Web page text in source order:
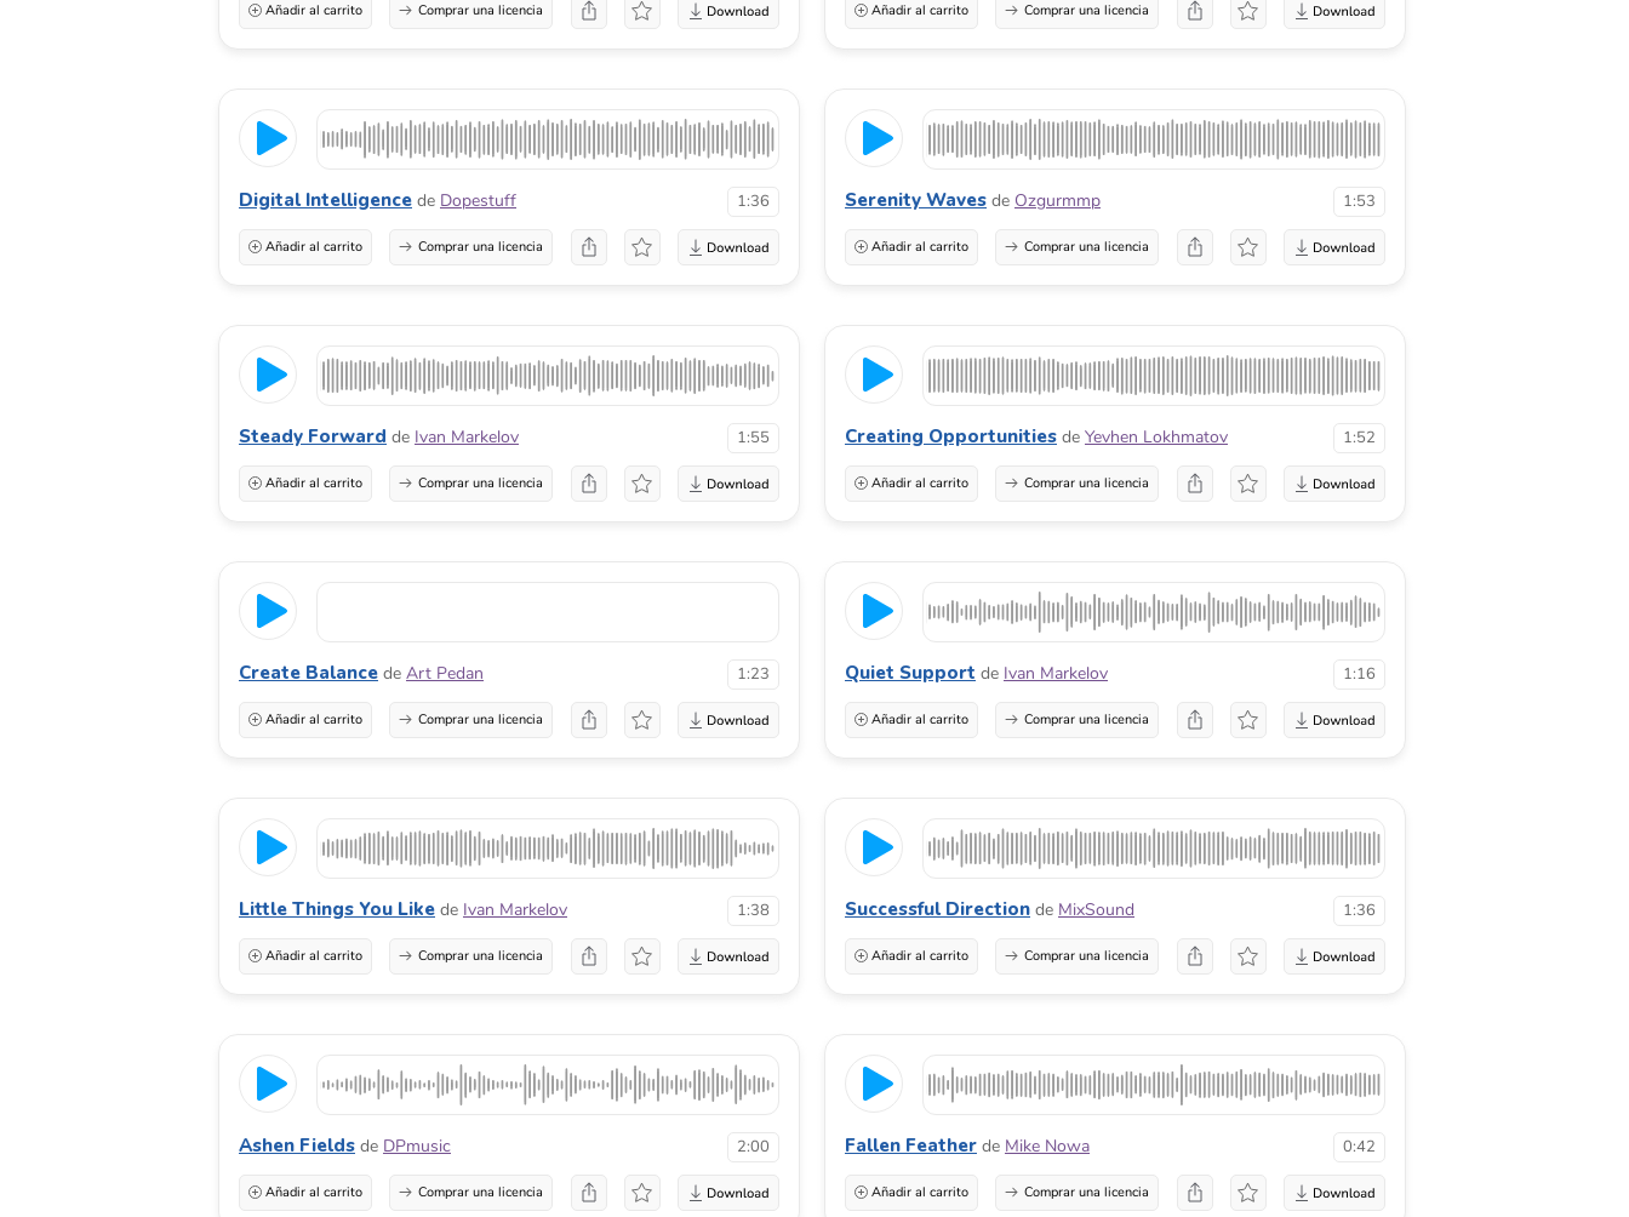
Añadir al carrito Comprar una licencia Añadir al carrito Comprar una licencia
Digital Intelligence de Dopestuff 1:36
Añadir al carrito Comprar una licencia
Serenity Waves de Ozgurmmp 1:53
Añadir al carrito Comprar una licencia
Steady Forward de Ivan Markelov 1:55
Añadir al carrito Comprar una licencia
Creating Opportunities de Yevhen Lokhmatov 1:52
Añadir al carrito Comprar una licencia
Create Balance de Art Pedan 1:23
Añadir al carrito Comprar una licencia
Quiet Support de Ivan Markelov 1:16
Añadir al carrito Comprar una licencia
Little Things You Like de Ivan Markelov 1:38
Añadir al carrito Comprar una licencia
Successful Direction de MixSound 1:36
Añadir al carrito Comprar una licencia
Ashen Fields de DPmusic 2:00
Añadir al carrito Comprar una licencia
Fallen Feather de Mike Nowa 0:42
Añadir al carrito Comprar una licencia